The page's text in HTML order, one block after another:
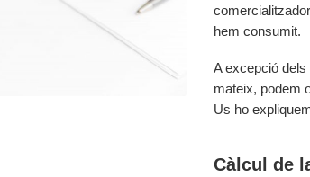
hem consumit.
A excepció dels
mateix, podem
Us ho
Càlcul de